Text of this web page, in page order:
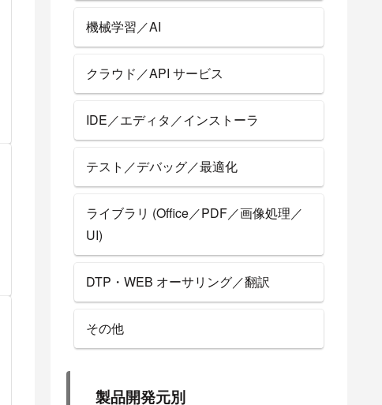
機械学習／AI
クラウド／API サービス
IDE／エディタ／インストーラ
テスト／デバッグ／最適化
ライブラリ (Office／PDF／画像処理／
UI)
DTP・WEB オーサリング／翻訳
その他
製品開発元別